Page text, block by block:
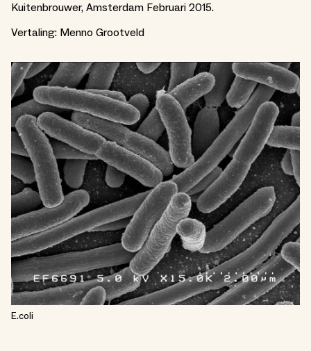
Kuitenbrouwer, Amsterdam Februari 2015.
Vertaling: Menno Grootveld
E.coli